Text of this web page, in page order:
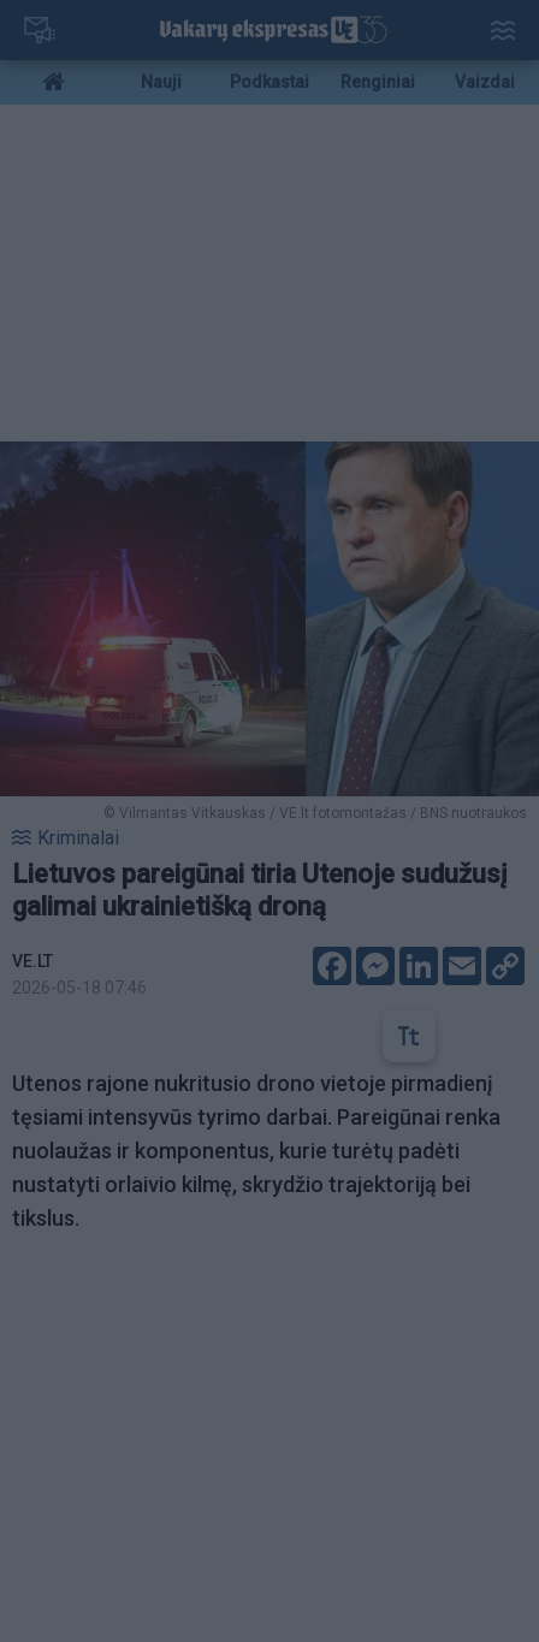
Pereiti
pagrindinį
turinį
Mobile
menu
Nauji Podkastai Renginiai Vaizdai
© Vilmantas Vitkauskas / VE.lt fotomontažas / BNS nuotraukos
Kriminalai
Lietuvos pareigūnai tiria Utenoje sudužusį
galimai ukrainietišką droną
VE.LT
2026-05-18 07:46
FacebookMessenger
LinkedIn
Email
Utenos rajone nukritusio drono vietoje pirmadienį
tęsiami intensyvūs tyrimo darbai. Pareigūnai renka
nuolaužas ir komponentus, kurie turėtų padėti
nustatyti orlaivio kilmę, skrydžio trajektoriją bei
tikslus.